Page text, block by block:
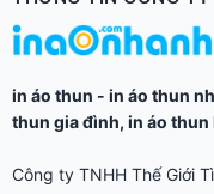
in áo thun - in áo thun
thun gia đình, in áo thun
Công ty TNHH Thế Giới